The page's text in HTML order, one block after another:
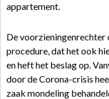
appartement.
De voorzieningenrechter
procedure, dat het ook
en heft het beslag op.
door de Corona-crisis
zaak mondeling